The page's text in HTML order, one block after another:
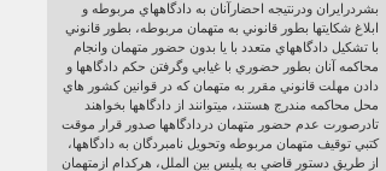
بشردرايران ودرنتيجه احضارآنان به دادگاههاي مربوطه و
ابلاغ شكايتها بطور قانوني به متهمان مربوطه، بطور قانوني
با تشكيل دادگاههاي متعدد با يا بدون حضور متهمان وانجام
محاكمه آنان بطور حضوري با غيابي وگرفتن حكم دادگاهها و
دادن مهلت قانوني مقرر به متهمان كه در قوانين كشور هاي
محل محاكمه مندرج هستند، ميتوانند از دادگاهها بخواهند
تادرصورت عدم حضور متهمان دردادگاهها صدور قرار موقت
كتبي توقيف متهمان مربوطه وتحويل نامبردگان به دادگاهها،
از طريق دستور قاضي به پليس بين الملل، هركدام ازمتهمان